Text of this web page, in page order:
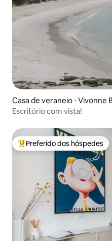
Casa de veraneio ⋅ Vivonne
Escritório com vista!
Entre os melhores preferidos
Preferido dos hóspedes